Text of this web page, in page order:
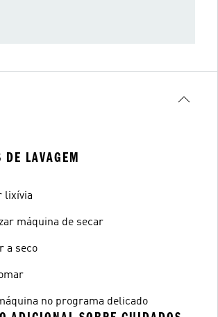
DE LAVAGEM
lixívia
máquina de secar
a seco
no programa delicado